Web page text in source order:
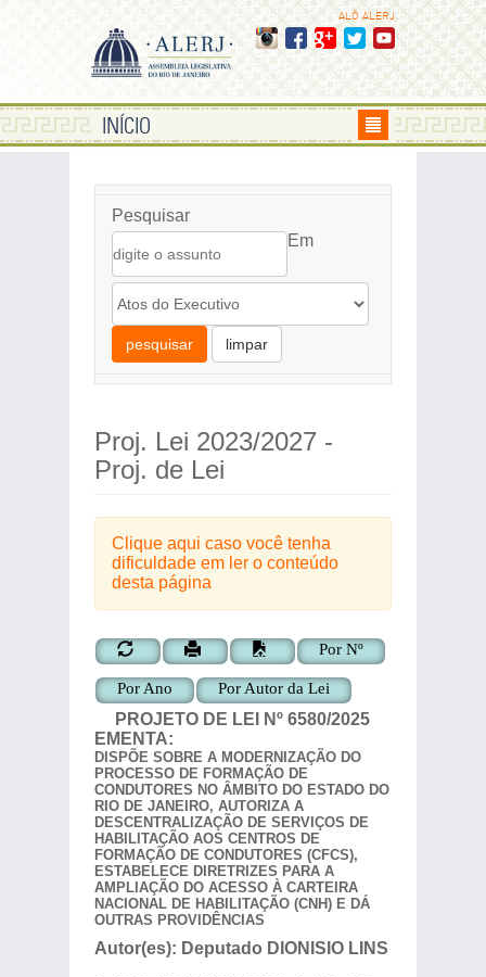
ALÔ ALERJ
INÍCIO
Pesquisar
Em
pesquisar limpar
Proj. Lei 2023/2027 -
Proj. de Lei
Clique aqui caso você tenha
dificuldade em ler o conteúdo
desta página
Por Nº
Por Ano Por Autor da Lei
PROJETO DE LEI Nº6580/2025
EMENTA:
DISPÕE SOBRE A MODERNIZAÇÃO DO
PROCESSO DE FORMAÇÃO DE
CONDUTORES NO ÂMBITO DO ESTADO DO
RIO DE JANEIRO, AUTORIZA A
DESCENTRALIZAÇÃO DE SERVIÇOS DE
HABILITAÇÃO AOS CENTROS DE
FORMAÇÃO DE CONDUTORES (CFCS),
ESTABELECE DIRETRIZES PARA A
AMPLIAÇÃO DO ACESSO À CARTEIRA
NACIONAL DE HABILITAÇÃO (CNH) E DÁ
OUTRAS PROVIDÊNCIAS
Autor(es): Deputado DIONISIO LINS